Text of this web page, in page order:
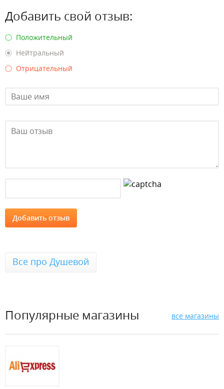
Добавить свой отзыв:
Положительный
Нейтральный
Отрицательный
Все про Душевой
Популярные магазины все магазины